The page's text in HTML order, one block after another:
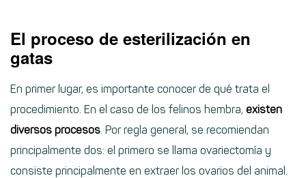
El proceso de esterilización en
gatas
En primer lugar, es importante conocer de qué trata el
procedimiento. En el caso de los felinos hembra, existen
diversos procesos. Por regla general, se recomiendan
principalmente dos: el primero se llama ovariectomía y
consiste principalmente en extraer los ovarios del animal.